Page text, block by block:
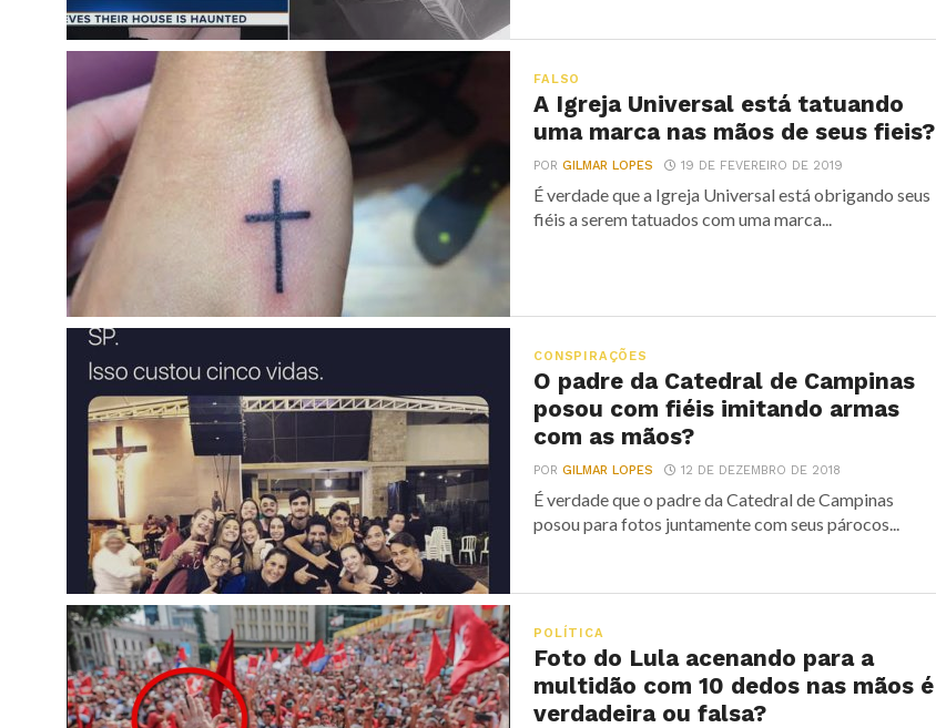
FALSO
A Igreja Universal está tatuando
uma marca nas mãos de seus fieis?
PORGILMAR LOPES 19 DE FEVEREIRO DE 2019
É verdade que a Igreja Universal está obrigando seus
fiéis a serem tatuados com uma marca...
CONSPIRAÇÕES
O padre da Catedral de Campinas
posou com fiéis imitando armas
com as mãos?
PORGILMAR LOPES 12 DE DEZEMBRO DE 2018
É verdade que o padre da Catedral de Campinas
posou para fotos juntamente com seus párocos...
POLÍTICA
Foto do Lula acenando para a
multidão com 10 dedos nas mãos é
verdadeira ou falsa?